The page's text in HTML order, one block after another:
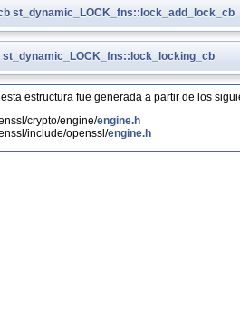
st_dynamic_LOCK_fns::lock_add_lock_cb
st_dynamic_LOCK_fns::lock_locking_cb
estructura fue generada a partir de los
crypto/engine/engine.h
include/openssl/engine.h